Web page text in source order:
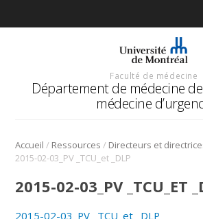
Faculté de médecine
Département de médecine
médecine
Accueil / Ressources /
2015-02-03_PV _TCU_et _DLP
2015-02-03_PV _TCU_ET
2015-02-03_PV _TCU_et _DLP